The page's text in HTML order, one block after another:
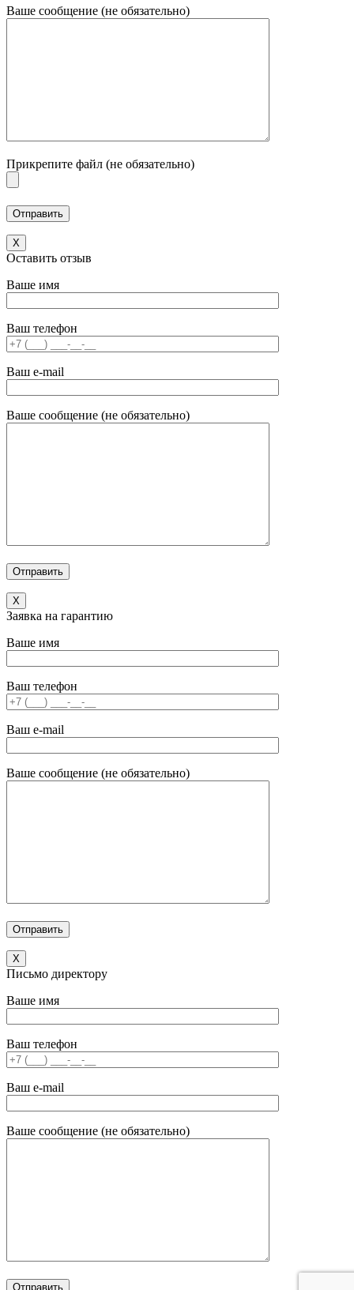
Ваше сообщение (не обязательно)
Прикрепите файл (не обязательно)
X
Оставить отзыв
Ваше имя
Ваш телефон
Ваш e-mail
Ваше сообщение (не обязательно)
X
Заявка на гарантию
Ваше имя
Ваш телефон
Ваш e-mail
Ваше сообщение (не обязательно)
X
Письмо директору
Ваше имя
Ваш телефон
Ваш e-mail
Ваше сообщение (не обязательно)